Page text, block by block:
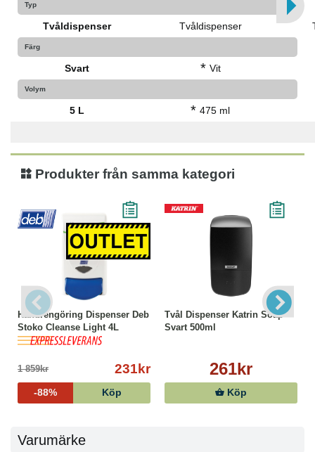
Typ
Tvåldispenser Tvåldispenser
Färg
Svart * Vit
Volym
5 L * 475 ml
Produkter från samma kategori
Handrengöring Dispenser Deb
Stoko Cleanse Light 4L
1 859kr 231kr
-88% Köp
Tvål Dispenser Katrin Soap
Svart 500ml
261kr
Köp
Varumärke